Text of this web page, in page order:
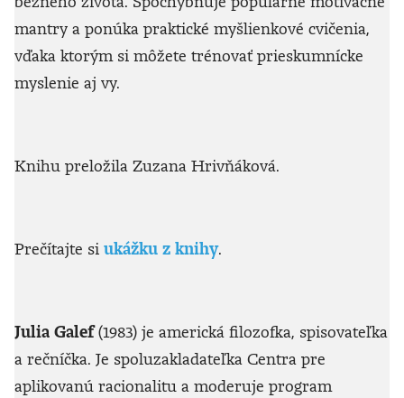
mantry a ponúka praktické myšlienkové cvičenia,
vďaka ktorým si môžete trénovať prieskumnícke
myslenie aj vy.
Knihu preložila Zuzana Hrivňáková.
Prečítajte si ukážku z knihy.
Julia Galef(1983) je americká filozofka, spisovateľka
a rečníčka. Je spoluzakladateľka Centra pre
aplikovanú racionalitu a moderuje program